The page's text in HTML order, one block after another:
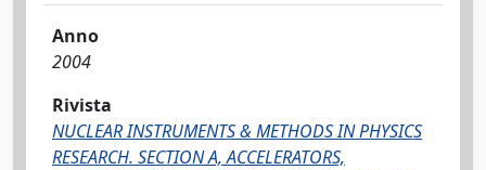
Anno
2004
Rivista
NUCLEAR INSTRUMENTS & METHODS IN PHYSICS
RESEARCH. SECTION A, ACCELERATORS,